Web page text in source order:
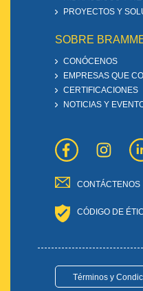
PROYECTOS Y
SOBRE
CONÓCENOS
EMPRESAS QUE
CERTIFICACIONES
NOTICIAS Y
CONTÁCTENOS
CÓDIGO DE
Términos y